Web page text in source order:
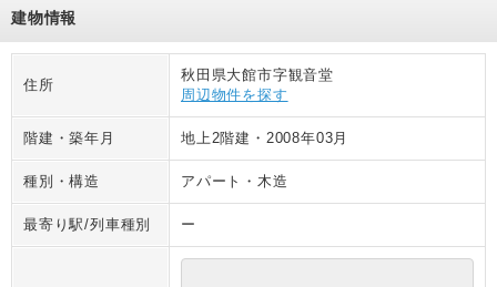
建物情報
住所
秋田県大館市字観音堂
周辺物件を探す
階建・築年月 地上2階建 ・ 2008年03月
種別・構造 アパート ・木造
最寄り駅/列車種別 ー